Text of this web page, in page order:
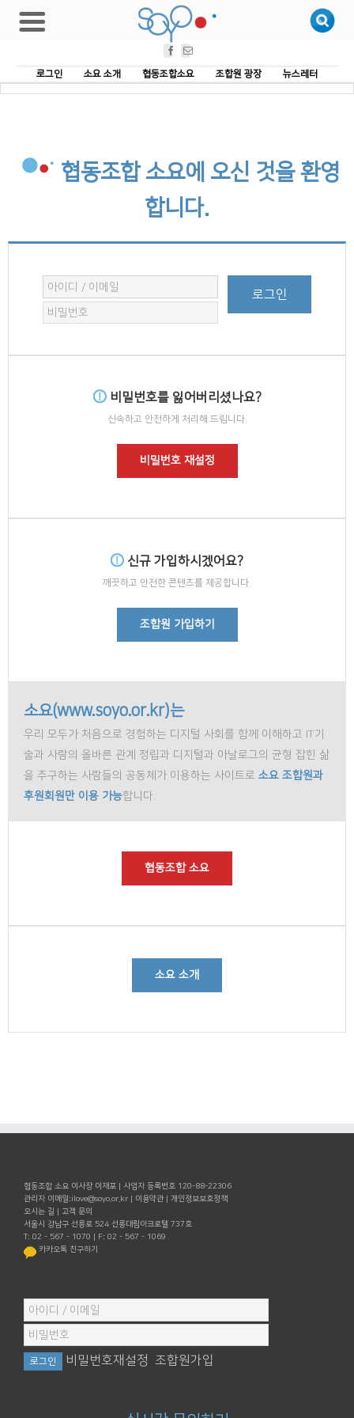
Facebook
로그인
소요 소개 협동조합소요 조합원 광장 뉴스레터
협동조합 소요에 오신 것을 환영
합니다.
비밀번호를 잃어버리셨나요?
신속하고 안전하게 처리해 드립니다.
비밀번호 재설정
신규 가입하시겠어요?
깨끗하고 안전한 콘텐츠를 제공합니다.
조합원 가입하기
소요(www.soyo.or.kr)는
우리 모두가 처음으로 경험하는 디지털 사회를 함께 이해하고 IT기
술과 사람의 올바른 관계 정립과 디지털과 아날로그의 균형 잡힌 삶
을 추구하는 사람들의 공동체가 이용하는 사이트로 소요 조합원과
후원회원만 이용 가능합니다.
협동조합 소요
소요 소개
협동조합 소요 이사장 이재포 | 사업자 등록번호 120-88-22306
관리자 이메일:ilove@soyo.or.kr 이용약관
개인정보보호정책
오시는 길
고객 문의
서울시 강남구 선릉로 524 선릉대림아크로텔 737호
T: 02 - 567 - 1070 | F: 02 - 567 - 1069
카카오톡 친구하기
비밀번호재설정 조합원가입